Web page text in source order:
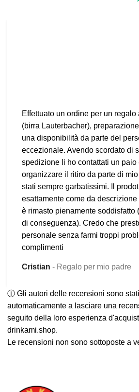
Effettuato un ordine per un regalo
(birra Lauterbacher),
una disponibilità da parte del
eccezionale. Avendo scordato di
spedizione li ho contattati un paio
organizzare il ritiro da parte di
stati sempre garbatissimi. Il
esattamente come da
è rimasto pienamente soddisfatto
di conseguenza). Credo che
personale senza farmi troppi
complimenti
Cristian Regalo per mio padre
ⓘ Gli autori delle recensioni sono
automaticamente a lasciare una
seguito della loro esperienza
drinkami.shop.
Le recensioni non sono sottoposte a